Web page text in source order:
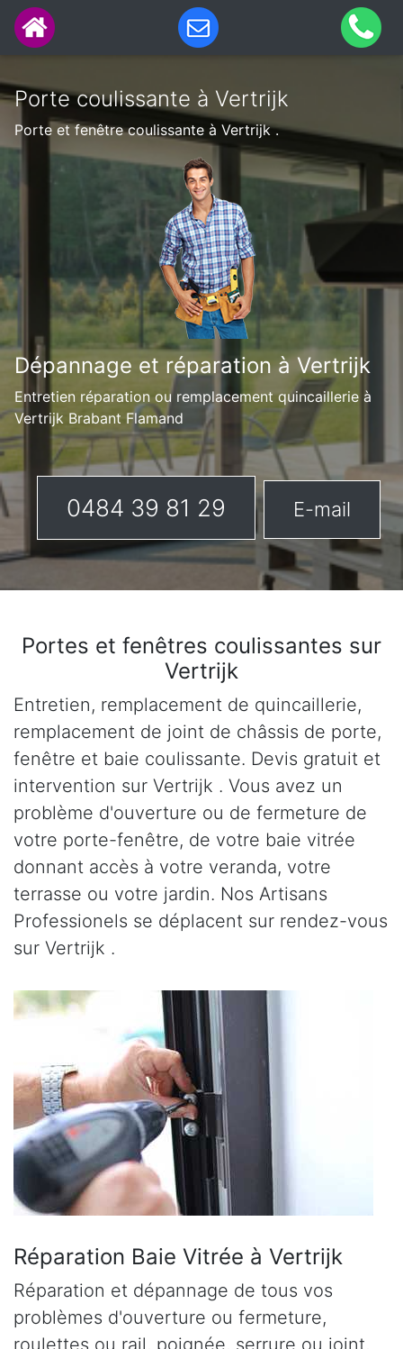
Porte coulissante à Vertrijk
Porte et fenêtre coulissante à Vertrijk .
Dépannage et réparation à Vertrijk
Entretien réparation ou remplacement quincaillerie à
Vertrijk Brabant Flamand
0484 39 81 29 E-mail
Portes et fenêtres coulissantes sur
Vertrijk
Entretien, remplacement de quincaillerie,
remplacement de joint de châssis de porte,
fenêtre et baie coulissante. Devis gratuit et
intervention sur Vertrijk . Vous avez un
problème d'ouverture ou de fermeture de
votre porte-fenêtre, de votre baie vitrée
donnant accès à votre veranda, votre
terrasse ou votre jardin. Nos Artisans
Professionels se déplacent sur rendez-vous
sur Vertrijk .
Réparation Baie Vitrée à Vertrijk
Réparation et dépannage de tous vos
problèmes d'ouverture ou fermeture,
roulettes ou rail, poignée, serrure ou joint,